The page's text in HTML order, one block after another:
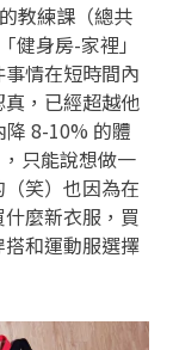
教練課（總共
健身房-家裡」
情在短時間內
，已經超越他
降 8-10% 的體
只能說想做一
笑）也因為在
麼新衣服，買
和運動服選擇